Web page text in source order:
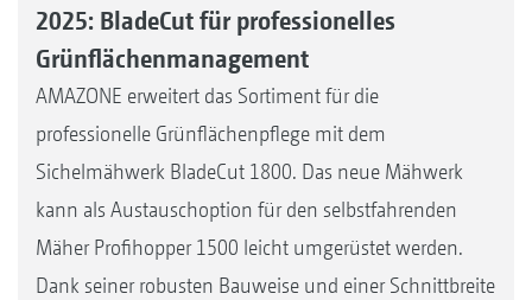
2025: BladeCut für professionelles
Grünflächenmanagement
AMAZONE erweitert das Sortiment für die
professionelle Grünflächenpflege mit dem
Sichelmähwerk BladeCut 1800. Das neue Mähwerk
kann als Austauschoption für den selbstfahrenden
Mäher Profihopper 1500 leicht umgerüstet werden.
Dank seiner robusten Bauweise und einer Schnittbreite